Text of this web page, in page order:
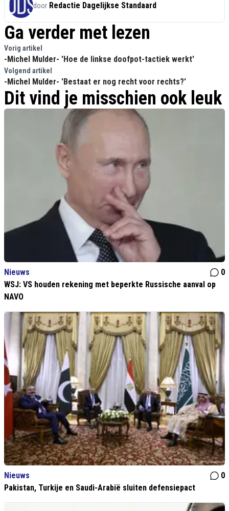
door Redactie Dagelijkse Standaard
Ga verder met lezen
Vorig artikel
-Michel Mulder- 'Hoe de linkse doofpot-tactiek werkt'
Volgend artikel
-Michel Mulder- 'Bestaat er nog recht voor rechts?'
Dit vind je misschien ook leuk
Nieuws
0
WSJ: VS houden rekening met beperkte Russische aanval op
NAVO
Nieuws
0
Pakistan, Turkije en Saudi-Arabië sluiten defensiepact